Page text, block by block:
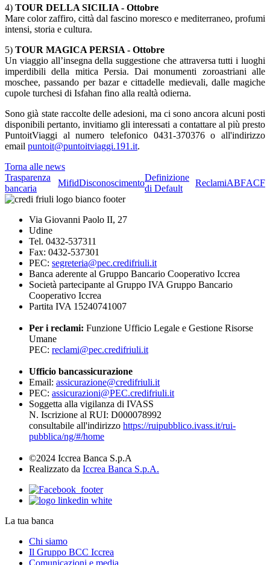
4) TOUR DELLA SICILIA - Ottobre
Mare color zaffiro, città dal fascino moresco e mediterraneo, profumi
intensi, storia e cultura.
5) TOUR MAGICA PERSIA - Ottobre
Un viaggio all’insegna della suggestione che attraversa tutti i luoghi
imperdibili della mitica Persia. Dai monumenti zoroastriani alle
moschee, passando per bazar e cittadelle medievali, dalle magiche
cupole turchesi di Isfahan fino alla realtà odierna.
Sono già state raccolte delle adesioni, ma ci sono ancora alcuni posti
disponibili pertanto, invitiamo gli interessati a contattare al più presto
PuntoitViaggi al numero telefonico 0431-370376 o all'indirizzo
email puntoit@puntoitviaggi.191.it.
Torna alle news
Trasparenza
bancaria
MifidDisconoscimento
Definizione
di Default
ReclamiABFACF
Via Giovanni Paolo II, 27
Udine
Tel. 0432-537311
Fax: 0432-537301
PEC: segreteria@pec.credifriuli.it
Banca aderente al Gruppo Bancario Cooperativo Iccrea
Società partecipante al Gruppo IVA Gruppo Bancario
Cooperativo Iccrea
Partita IVA 15240741007
Per i reclami: Funzione Ufficio Legale e Gestione Risorse
Umane
PEC: reclami@pec.credifriuli.it
Ufficio bancassicurazione
Email: assicurazione@credifriuli.it
PEC: assicurazioni@PEC.credifriuli.it
Soggetta alla vigilanza di IVASS
N. Iscrizione al RUI: D000078992
consultabile all'indirizzo https://ruipubblico.ivass.it/rui-
pubblica/ng/#/home
©2024 Iccrea Banca S.p.A
Realizzato da Iccrea Banca S.p.A.
La tua banca
Chi siamo
Il Gruppo BCC Iccrea
Comunicazioni e media